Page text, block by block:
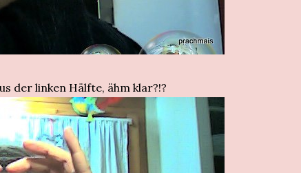
der linken Hälfte, ähm klar?!?